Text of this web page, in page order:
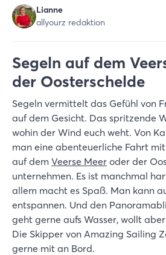
Lianne
allyourz redaktion
Segeln auf dem
der Oosterschelde
Segeln vermittelt das Gefühl von
auf dem Gesicht. Das spritzende
wohin der Wind euch weht. Von
man eine abenteuerliche Fahrt
auf dem Veerse Meer oder der
unternehmen. Es ist manchmal
allem macht es Spaß. Man kann
entspannen. Und den
geht gerne aufs Wasser, wollt
Die Skipper von Amazing Sailing
gerne mit an Bord.